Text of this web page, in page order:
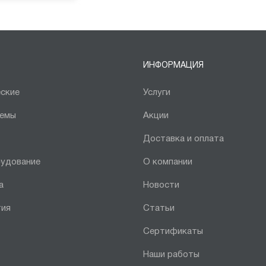
ИНФОРМАЦИЯ
Услуги
Акции
Доставка и оплата
О компании
Новости
Статьи
Сертификаты
Наши работы